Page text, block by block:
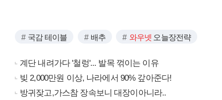
국감 테이블 배추 와우넷 오늘장전략
계단 내려가다 '철렁'... 발목 꺾이는 이유
빚 2,000만원 이상, 나라에서 90% 갚아준다!
방귀잦고,가스참 장속보니 대장이아니라..